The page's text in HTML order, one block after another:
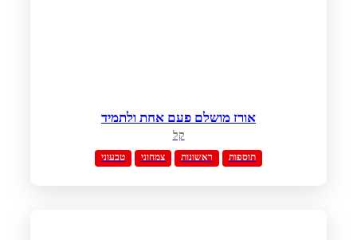
אורז מושלם פעם אחת ולתמיד
קל
טבעוני צמחוני ראשונות תוספות